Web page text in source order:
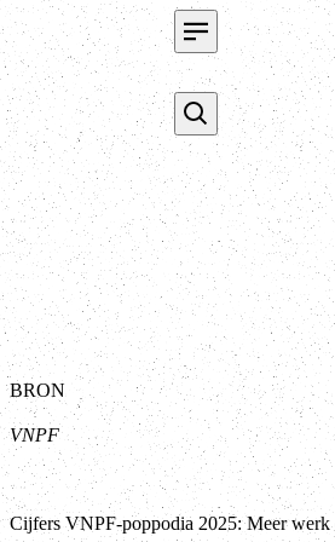
BRON
VNPF
Cijfers VNPF-poppodia 2025: Meer werk